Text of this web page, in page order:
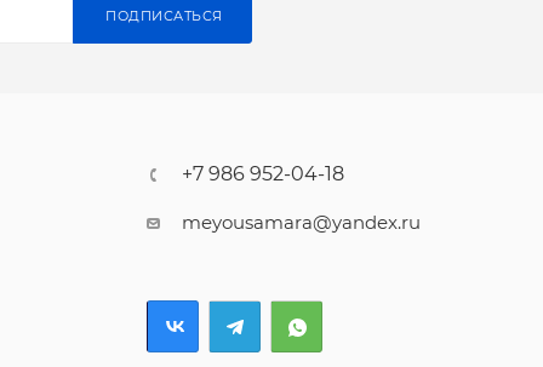
ПОДПИСАТЬСЯ
+7 986 952-04-18
meyousamara@yandex.ru